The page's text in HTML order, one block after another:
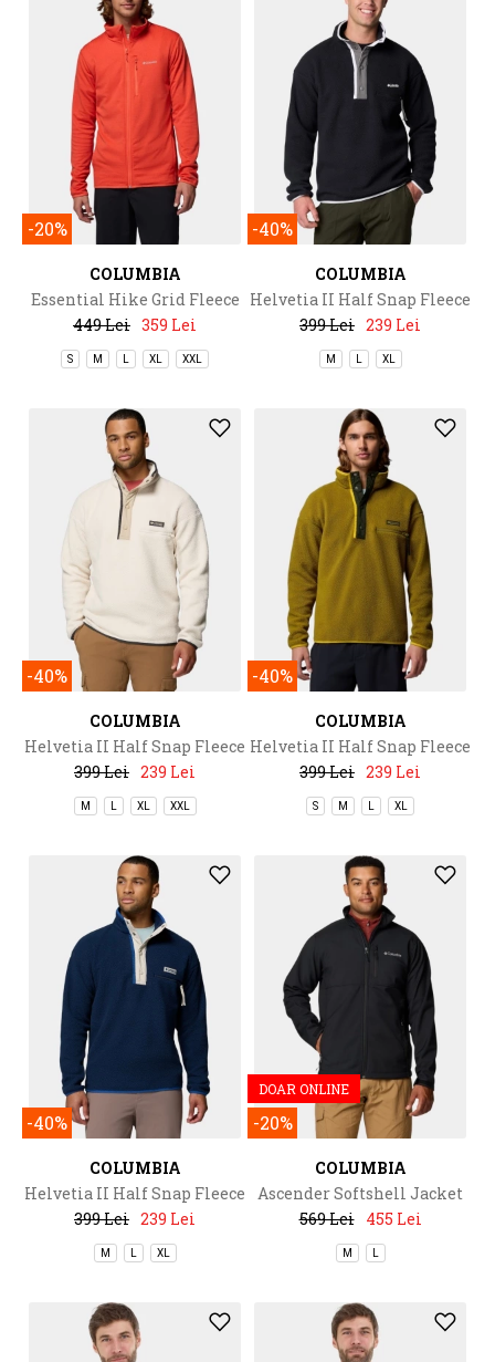
-20%
COLUMBIA
Essential Hike Grid Fleece
Full Zip
449 Lei 359 Lei
S M XL XXL
-40%
COLUMBIA
Helvetia II Half Snap Fleece
399 Lei 239 Lei
M XL
-40%
COLUMBIA
Helvetia II Half Snap Fleece
399 Lei 239 Lei
M XL XXL
-40%
COLUMBIA
Helvetia II Half Snap Fleece
399 Lei 239 Lei
S M XL
-40%
COLUMBIA
Helvetia II Half Snap Fleece
399 Lei 239 Lei
M XL
DOAR ONLINE
-20%
COLUMBIA
Ascender Softshell Jacket
569 Lei
455 Lei
M